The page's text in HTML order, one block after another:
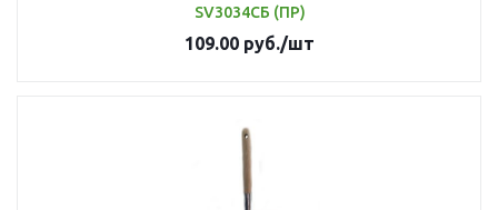
SV3034СБ (ПР)
109.00 руб./шт